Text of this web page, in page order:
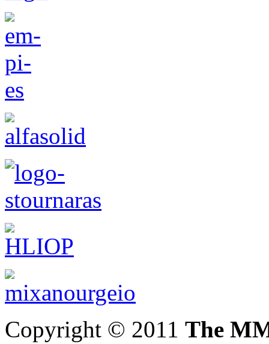
Copyright © 2011 The